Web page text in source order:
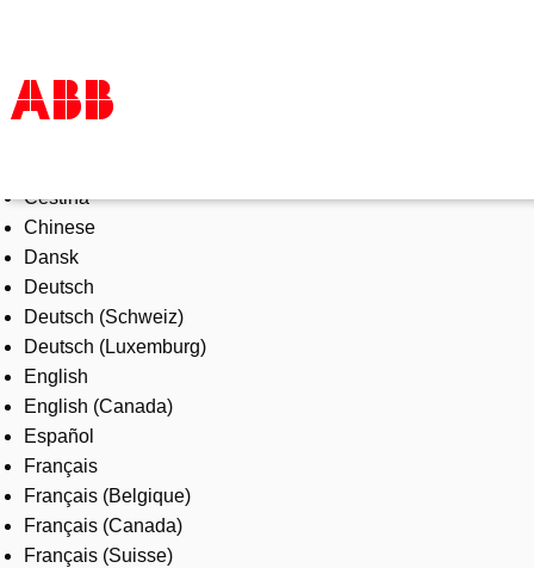
Products & Solutions
Industries
Services
About us
Where to buy
Contact us
Careers
Čeština
Chinese
Dansk
Deutsch
Deutsch (Schweiz)
Deutsch (Luxemburg)
English
English (Canada)
Español
Français
Français (Belgique)
Français (Canada)
Français (Suisse)